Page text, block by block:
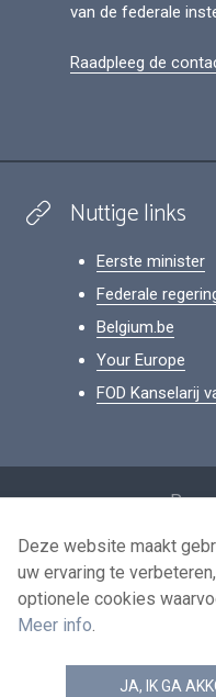
van de federale
Raadpleeg de
Nuttige links
Eerste minister
Federale
Belgium.be
Your Europe
FOD Kanselarij
Deze website maakt
uw ervaring te
optionele cookies
Meer info.
JA, IK GA